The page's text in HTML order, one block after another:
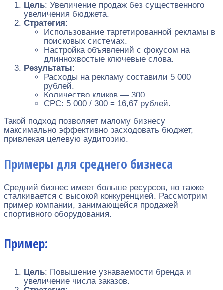
Цель: Увеличение продаж без существенного
увеличения бюджета.
Стратегия:
Использование таргетированной рекламы в
поисковых системах.
Настройка объявлений с фокусом на
длиннохвостые ключевые слова.
Результаты:
Расходы на рекламу составили 5 000
рублей.
Количество кликов — 300.
CPC: 5 000 / 300 = 16,67 рублей.
Такой подход позволяет малому бизнесу
максимально эффективно расходовать бюджет,
привлекая целевую аудиторию.
Примеры для среднего бизнеса
Средний бизнес имеет больше ресурсов, но также
сталкивается с высокой конкуренцией. Рассмотрим
пример компании, занимающейся продажей
спортивного оборудования.
Пример:
Цель: Повышение узнаваемости бренда и
увеличение числа заказов.